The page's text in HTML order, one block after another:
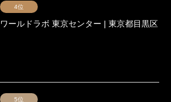
4位
ワールドラボ 東京センター | 東京都目黒区
5位